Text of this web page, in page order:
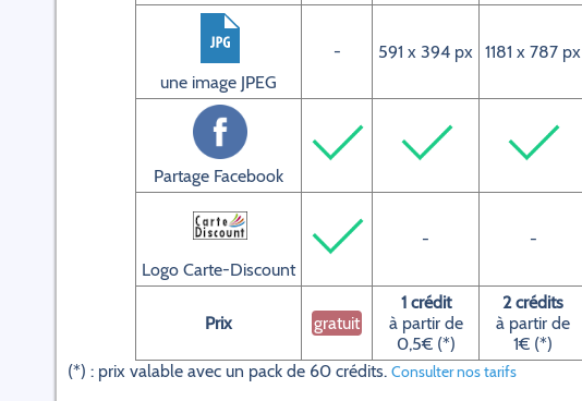
une image JPEG
- 591 x 394 px 1181 x 787 px
Partage Facebook
Logo Carte-Discount
- -
Prix gratuit
1 crédit
à partir de
0,5€ (*)
2 crédits
à partir de
1€ (*)
(*) : prix valable avec un pack de 60 crédits. Consulter nos tarifs